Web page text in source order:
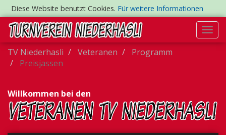
Diese Website benutzt Cookies. Für weitere Informationen
TV Niederhasli
Veteranen
Programm
Preisjassen
Willkommen bei den